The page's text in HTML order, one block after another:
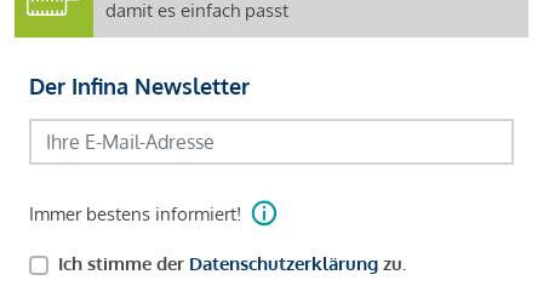
damit es einfach passt
Der Infina Newsletter
Immer bestens informiert!
Ich stimme der Datenschutzerklärung zu.